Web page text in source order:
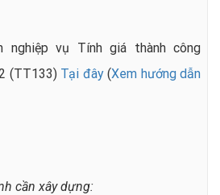
nghiệp vụ Tính giá thành công
(TT133) Tại đây (Xem hướng dẫn
cần xây dựng: